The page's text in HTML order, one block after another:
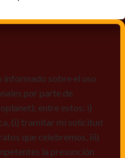
informado sobre el uso
por parte de
entre estos: i)
(i) tramitar mi solicitud
que celebremos, iii)
la presunción